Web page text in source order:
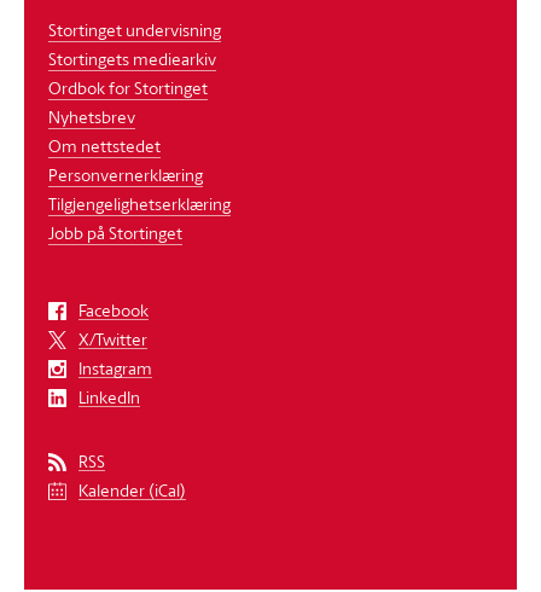
Stortinget undervisning
Stortingets mediearkiv
Ordbok for Stortinget
Nyhetsbrev
Om nettstedet
Personvernerklæring
Tilgjengelighetserklæring
Jobb på Stortinget
Facebook
X/Twitter
Instagram
LinkedIn
RSS
Kalender (iCal)